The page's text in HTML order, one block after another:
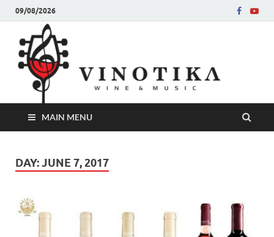
09/08/2026
MAIN MENU
DAY:JUNE 7, 2017